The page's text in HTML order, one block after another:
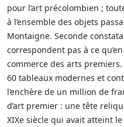
pour l’art précolombien ;
à l’ensemble des objets
Montaigne. Seconde
correspondent pas à ce
commerce des arts
60 tableaux modernes et
l’enchère de un million de
d’art premier : une tête
XIXe siècle qui avait atteint